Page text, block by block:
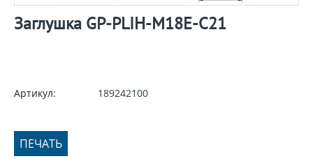
Заглушка GP-PLIH-M18E-C21
Артикул: 189242100
ПЕЧАТЬ